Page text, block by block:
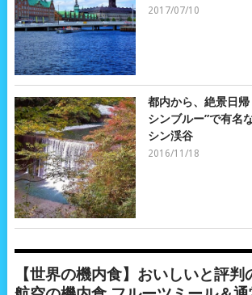
2017/07/10
都内から、絶景日
シンブルー”で有名
シン渓谷
2016/11/18
【世界の機内食】おいしいと評判